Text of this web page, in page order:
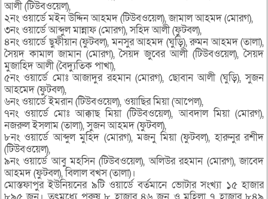
আলী (টিউবওয়েল),
২নং ওয়ার্ডে মইন উদ্দিন আহমদ (টিউবওয়েল), জামাল আহমদ (মোরগ),
৩নং ওয়ার্ডে আব্দুল মান্নাফ (মোরগ), সহিদ আলী (ফুটবল),
৪নং ওয়ার্ডে ছুফীয়ান (ফুটবল), মনসুর আহমদ (ঘুড়ি), রুমন আহমদ (তালা),
সৈয়দ কামাল জামান (মোরগ), সৈয়দ জুবের আলী (টিউবওয়েল), সৈয়দ
মুজাহিদ আলী (বৈদ্যুতিক পাখা),
৫নং ওয়ার্ডে মোঃ আজাদুর রহমান (মোরগ), ছোবান আলী (ঘুড়ি), সুজন
আহমেদ (ফুটবল),
৬নং ওয়ার্ডে ইমরান (টিউবওয়েল), ওয়াছির মিয়া (আপেল),
৭নং ওয়ার্ডে মোঃ আক্কাছ মিয়া (টিউবওয়েল), আবদাল মিয়া (মোরগ),
নজরুল ইসলাম (তালা), সুজন আহমদ (ফুটবল),
৮নং ওয়ার্ডে আব্দুল মুহিদ (মোরগ), মজনু মিয়া (ফুটবল), হারুনুর রশীদ
(টিউবওয়েল),
৯নং ওয়ার্ডে আবু মহসিন (টিউবওয়েল), অলিউর রহমান (মোরগ), জাবেদ
আহমদ (ফুটবল), বিলাল বখস (তালা)।
মোস্তফাপুর ইউনিয়নের ৯টি ওয়ার্ডে বর্তমানে ভোটার সংখ্যা ১৫ হাজার